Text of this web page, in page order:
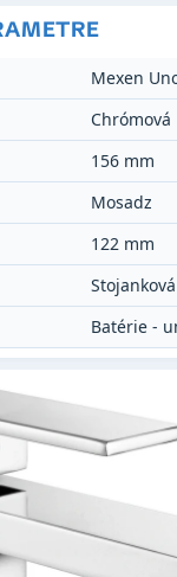
Mexen
Chrómová
156 mm
Mosadz
122 mm
Stojanková
Batérie -